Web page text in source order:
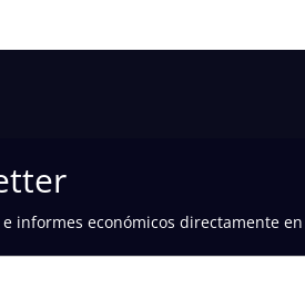
informes económicos directamente